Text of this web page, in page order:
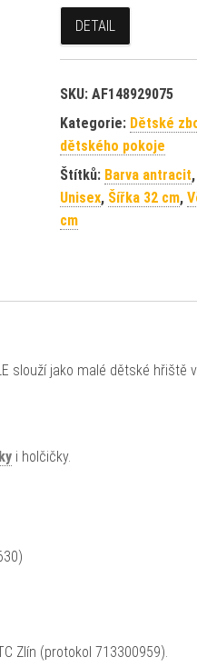
DETAIL
SKU: AF148929075
Kategorie: Dětské
dětského pokoje
Štítků: Barva antracit,
Unisex, Šířka 32 cm,
cm
slouží jako malé dětské hřiště
i holčičky.
Zlín (protokol 713300959).